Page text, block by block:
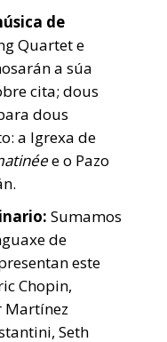
de
Quartet e
a súa
cita; dous
dous
a Igrexa de
e o Pazo
Sumamos
de
este
Chopin,
Martínez
Seth